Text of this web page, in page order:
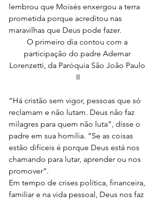
lembrou que Moisés enxergou a terra
prometida porque acreditou nas
maravilhas que Deus pode fazer.
O primeiro dia contou com a
participação do padre Ademar
Lorenzetti, da Paróquia São João Paulo
II
“Há cristão sem vigor, pessoas que só
reclamam e não lutam. Deus não faz
milagres para quem não luta”, disse o
padre em sua homilia. “Se as coisas
estão difíceis é porque Deus está nos
chamando para lutar, aprender ou nos
promover”.
Em tempo de crises política, financeira,
familiar e na vida pessoal, Deus nos faz